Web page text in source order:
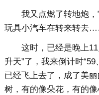
我又点燃了转地炮
玩具小汽车在转来转去
这时，已经是晚上
升天”了，我来倒计时
已经飞上去了，成了美
树，有的像朵花，有的